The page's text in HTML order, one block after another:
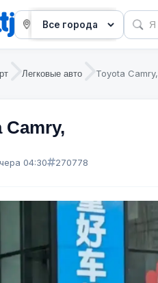
Легковые авто Toyota Camry,
Camry,
04:30 270778